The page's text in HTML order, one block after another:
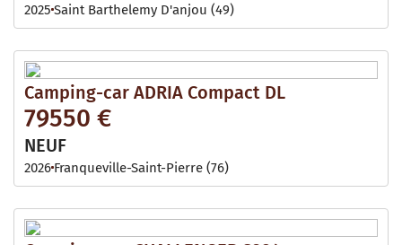
2025 Saint Barthelemy D'anjou (49)
Camping-car ADRIA Compact DL
79550 €
NEUF
2026 Franqueville-Saint-Pierre (76)